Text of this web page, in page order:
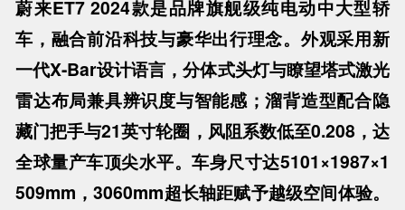
蔚来ET7 2024款是品牌旗舰级纯电动中大型轿
车，融合前沿科技与豪华出行理念。外观采用新
一代X-Bar设计语言，分体式头灯与瞭望塔式激光
雷达布局兼具辨识度与智能感；溜背造型配合隐
藏门把手与21英寸轮圈，风阻系数低至0.208，达
全球量产车顶尖水平。车身尺寸达5101×1987×1
509mm，3060mm超长轴距赋予越级空间体验。